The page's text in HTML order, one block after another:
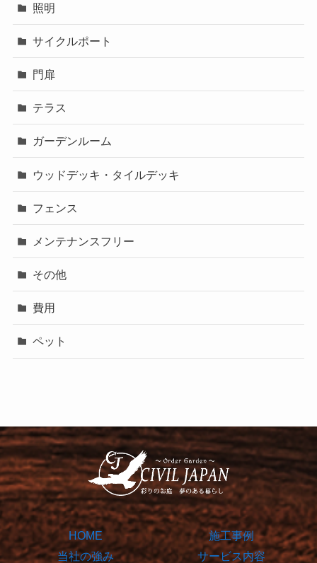
照明
サイクルポート
門扉
テラス
ガーデンルーム
ウッドデッキ・タイルデッキ
フェンス
メンテナンスフリー
その他
費用
ペット
HOME
施工事例
当社の強み
サービス内容